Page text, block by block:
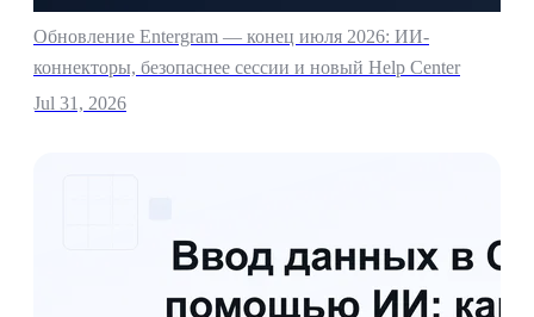
Обновление Entergram — конец июля 2026: ИИ-
коннекторы, безопаснее сессии и новый Help Center
Jul 31, 2026